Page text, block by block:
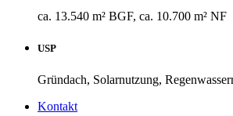
ca. 13.540 m² BGF, ca. 10.700 m² NF
USP
Gründach, Solarnutzung,
Kontakt